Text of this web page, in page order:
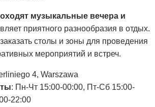
музыкальные вечера и
приятного разнообразия в отдых.
столы и зоны для проведения
мероприятий и встреч.
4, Warszawa
: Пн-Чт 15:00-00:00, Пт-Сб 15:00-
22:00